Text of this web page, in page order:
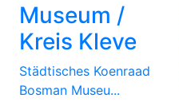
Museum /
Kreis Kleve
Städtisches Koenraad
Bosman Museu...